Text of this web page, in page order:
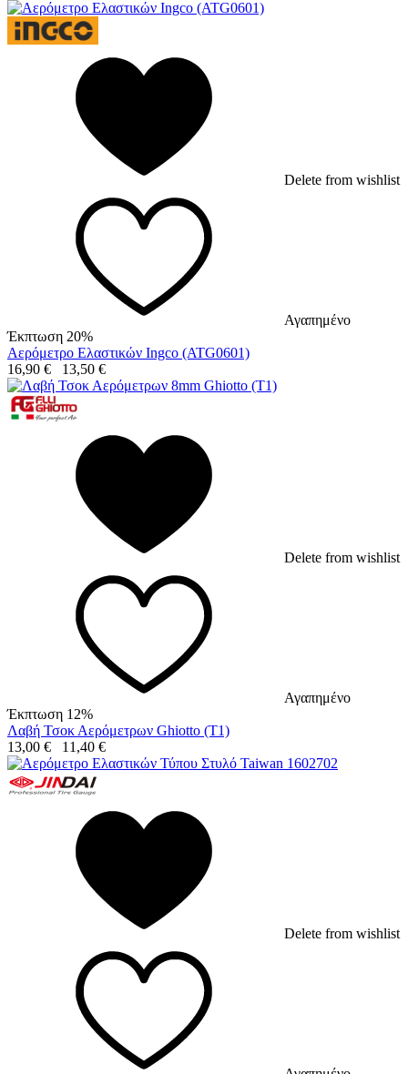
Delete from wishlist
Αγαπημένο
Έκπτωση 20%
Αερόμετρο Ελαστικών Ingco (ATG0601)
16,90 € 13,50 €
Delete from wishlist
Αγαπημένο
Έκπτωση 12%
Λαβή Τσοκ Αερόμετρων Ghiotto (T1)
13,00 € 11,40 €
Delete from wishlist